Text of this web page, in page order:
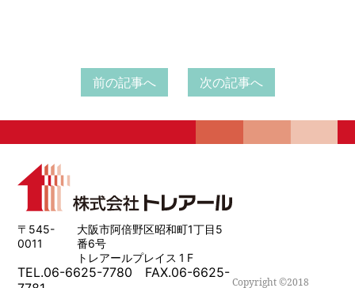
前の記事へ 次の記事へ
〒545-
0011
大阪市阿倍野区昭和町1丁目5
番6号
トレアールプレイス 1 F
TEL.06-6625-7780 FAX.06-6625-
Copyright ©2018